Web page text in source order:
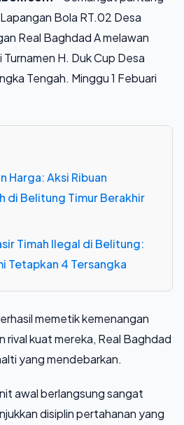
Bola RT.02 Desa
Real Baghdad A melawan
Turnamen H. Duk Cup Desa
Tengah. Minggu 1 Febuari
Harga: Aksi Ribuan
di Belitung Timur Berakhir
Timah Ilegal di Belitung:
Tetapkan 4 Tersangka
memetik kemenangan
rival kuat mereka, Real Baghdad
yang mendebarkan.
awal berlangsung sangat
disiplin pertahanan yang